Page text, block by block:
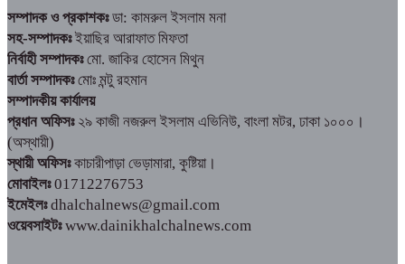
সম্পাদক ও প্রকাশকঃডা: কামরুল ইসলাম মনা
সহ-সম্পাদকঃইয়াছির আরাফাত মিফতা
নির্বাহী সম্পাদকঃমো. জাকির হোসেন মিথুন
বার্তা সম্পাদকঃমোঃ মন্টু রহমান
সম্পাদকীয় কার্যালয়
প্রধান অফিসঃ২৯ কাজী নজরুল ইসলাম এভিনিউ, বাংলা মটর, ঢাকা ১০০০।
(অস্থায়ী)
স্থায়ী অফিসঃকাচারীপাড়া ভেড়ামারা, কুষ্টিয়া।
মোবাইলঃ01712276753
ইমেইলঃdhalchalnews@gmail.com
ওয়েবসাইটঃwww.dainikhalchalnews.com